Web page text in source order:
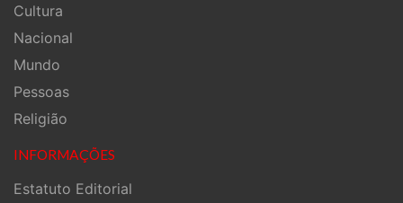
Cultura
Nacional
Mundo
Pessoas
Religião
INFORMAÇÕES
Estatuto Editorial